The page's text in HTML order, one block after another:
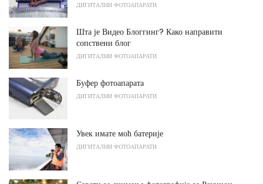
ДИГИТАЛНИ ФОТОАПАРАТИ
Шта је Видео Блоггинг? Како направити
сопствени блог
ДИГИТАЛНИ ФОТОАПАРАТИ
Буфер фотоапарата
ДИГИТАЛНИ ФОТОАПАРАТИ
Увек имате моћ батерије
ДИГИТАЛНИ ФОТОАПАРАТИ